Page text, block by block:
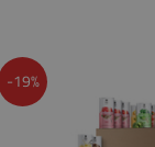
-19%